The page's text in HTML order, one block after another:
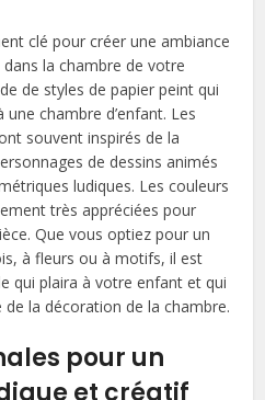
clé pour créer une ambiance
la chambre de votre
de styles de papier peint qui
chambre d’enfant. Les
souvent inspirés de la
de dessins animés
ludiques. Les couleurs
très appréciées pour
Que vous optiez pour un
à fleurs ou à motifs, il est
qui plaira à votre enfant et qui
de la décoration de la chambre.
pour un
et créatif